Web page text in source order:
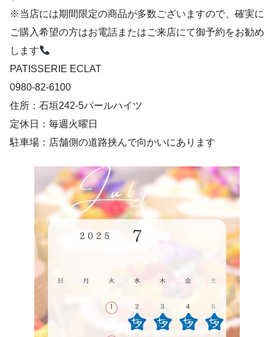
※当店には期間限定の商品が多数ございますので、確実に
ご購入希望の方はお電話またはご来店にて御予約をお勧め
します
PATISSERIE ECLAT
0980-82-6100
住所：石垣242-5パールハイツ
定休日：毎週火曜日
駐車場：店舗側の道路挟んで向かいにあります